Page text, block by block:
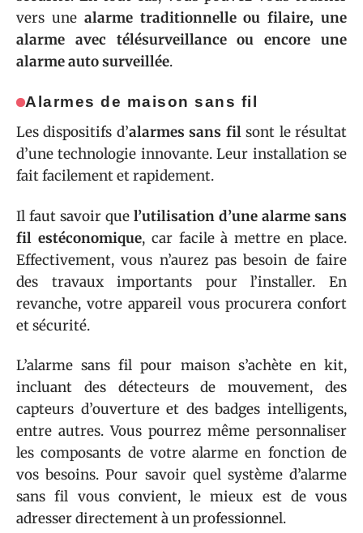
vers une alarme traditionnelle ou filaire, une
alarme avec télésurveillance ou encore une
alarme auto surveillée.
Alarmes de maison sans fil
Les dispositifs d’alarmes sans filsont le résultat
d’une technologie innovante. Leur installation se
fait facilement et rapidement.
Il faut savoir que l’utilisation d’une alarme sans
fil estéconomique, car facile à mettre en place.
Effectivement, vous n’aurez pas besoin de faire
des travaux importants pour l’installer. En
revanche, votre appareil vous procurera confort
et sécurité.
L’alarme sans fil pour maison s’achète en kit,
incluant des détecteurs de mouvement, des
capteurs d’ouverture et des badges intelligents,
entre autres. Vous pourrez même personnaliser
les composants de votre alarme en fonction de
vos besoins. Pour savoir quel système d’alarme
sans fil vous convient, le mieux est de vous
adresser directement à un professionnel.